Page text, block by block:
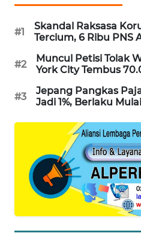
#1
Skandal Raksasa
Tercium, 6 Ribu PNS
#2
Muncul Petisi Tolak
York City Tembus
#3
Jepang Pangkas
Jadi 1%, Berlaku
KONSUMEN
LISTRIK
MASYARAKAT
ID
MAWAKA
MARTABAT
NET